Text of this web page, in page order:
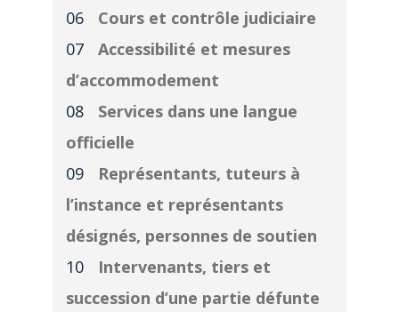
Cours et contrôle judiciaire
Accessibilité et mesures
d’accommodement
Services dans une langue
officielle
Représentants, tuteurs à
l’instance et représentants
désignés, personnes de soutien
Intervenants, tiers et
succession d’une partie défunte